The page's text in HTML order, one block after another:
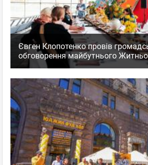
Євген Клопотенко провів
обговорення майбутнього